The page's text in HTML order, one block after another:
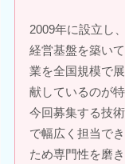
2009年に設立し
経営基盤を築い
業を全国規模で
献しているのが特
今回募集する技
で幅広く担当で
ため専門性を磨